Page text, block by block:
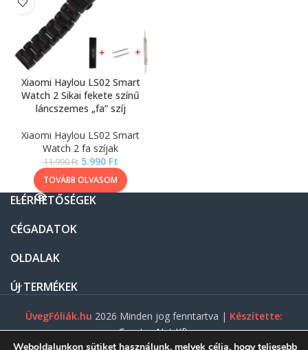
Xiaomi Haylou LS02 Smart
Watch 2 Sikai fekete színű
láncszemes „fa” szíj
Xiaomi Haylou LS02 Smart
Watch 2 fa szíjak
11.990Ft 5.990 Ft
TOVÁBB OLVASOM
ELÉRHETŐSÉGEK
CÉGADATOK
OLDALAK
ÚJ TERMÉKEK
ÜvegFóliák.hu 2026 Minden jog fenntartva | Készítette:
Gasztro Net Kft.
Weboldalunkon sütiket használunk, melyek célja, hogy teljesebb